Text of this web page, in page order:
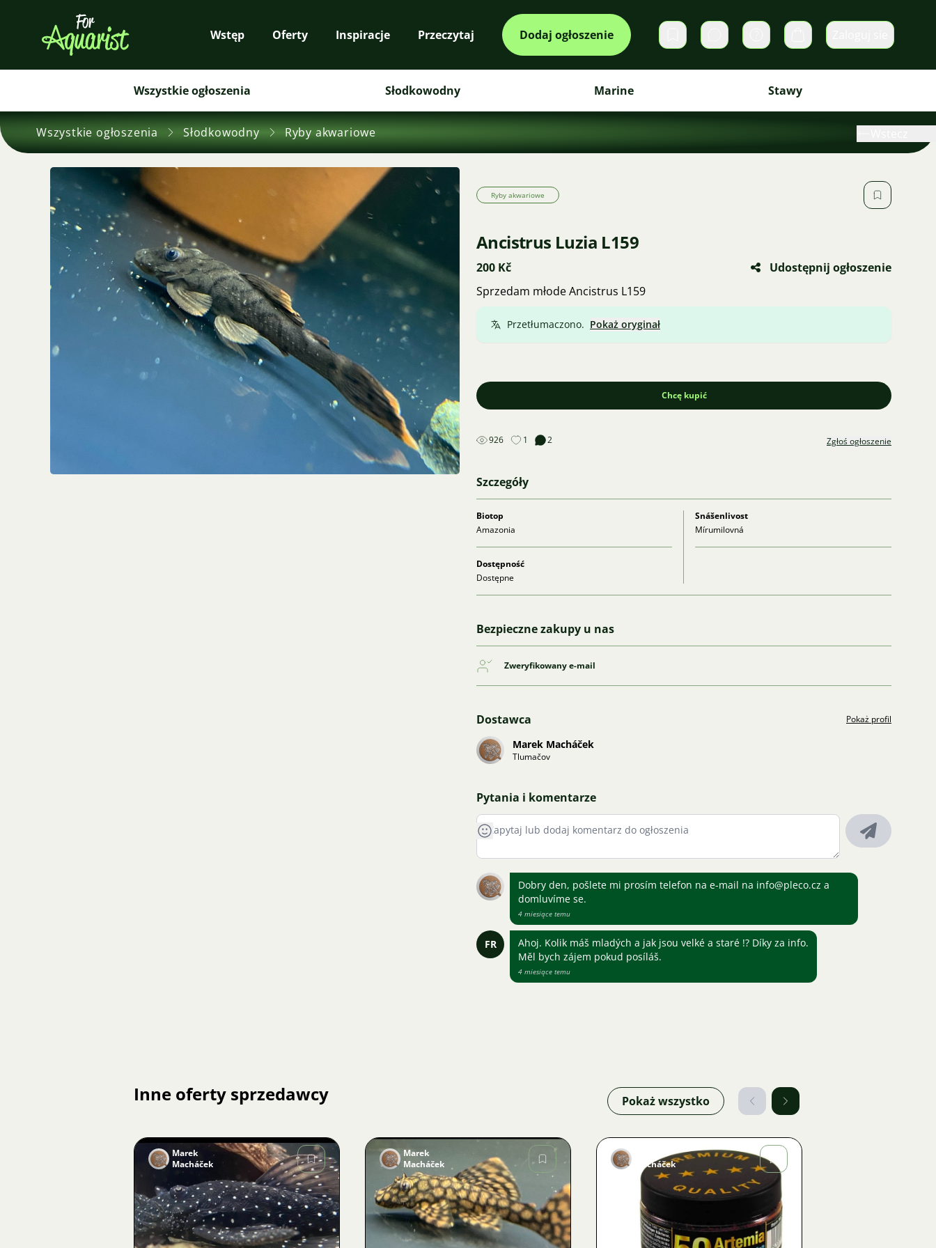
Wstęp Oferty Inspiracje Przeczytaj Dodaj ogłoszenie Prywatne wiadomości
Koszyk
Wszystkie ogłoszenia Słodkowodny Marine Stawy
Wszystkie ogłoszenia Słodkowodny Ryby akwariowe
Ryby akwariowe
Ancistrus Luzia L159
200 Kč
Udostępnij ogłoszenie
Sprzedam młode Ancistrus L159
Przetłumaczono. Pokaż oryginał
Chcę kupić
926 1 2 Zgłoś ogłoszenie
Szczegóły
Biotop
Amazonia
Snášenlivost
Mírumilovná
Dostępność
Dostępne
Bezpieczne zakupy u nas
Zweryfikowany e-mail
Dostawca Pokaż profil
Marek Macháček
Tlumačov
Pytania i komentarze
Dobry den, pošlete mi prosím telefon na e-mail na info@pleco.cz a
domluvíme se.
4 miesiące temu
FR
Ahoj. Kolik máš mladých a jak jsou velké a staré !? Díky za info.
Měl bych zájem pokud posíláš.
4 miesiące temu
Inne oferty sprzedawcy Pokaż wszystko
Zdjęcie
Marek
Macháček
Zdjęcie
Marek
Macháček
Macháček